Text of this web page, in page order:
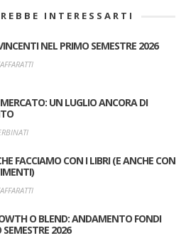
INTERESSARTI
NEL PRIMO SEMESTRE 2026
UN LUGLIO ANCORA DI
FACCIAMO CON I LIBRI (E ANCHE CON
O BLEND: ANDAMENTO FONDI
2026